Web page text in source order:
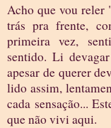
Acho que vou reler
trás pra frente,
primeira vez,
sentido. Li
apesar de querer
lido assim,
cada sensação...
que não vivi aqui.